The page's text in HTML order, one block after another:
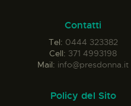
Contatti
Tel: 0444 323382
Cell: 371 4993198
Mail: info@presdonna.it
Policy del Sito